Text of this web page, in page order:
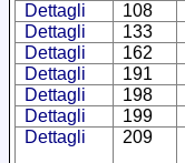
Dettagli
108
Dettagli
133
Dettagli
162
Dettagli
191
Dettagli
198
Dettagli
199
Dettagli
209